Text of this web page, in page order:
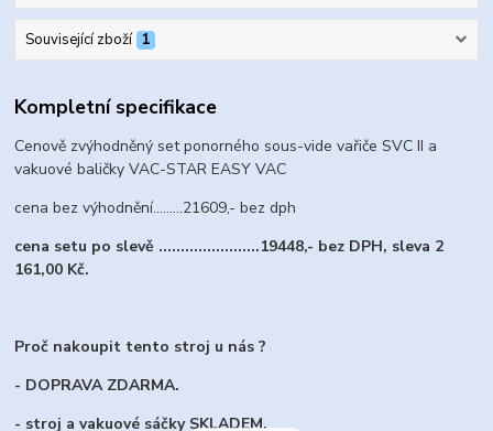
Související zboží 1
Kompletní specifikace
Cenově zvýhodněný set ponorného sous-vide vařiče SVC II a
vakuové baličky VAC-STAR EASY VAC
cena bez výhodnění.........21609,- bez dph
cena setu po slevě .......................19448,- bez DPH, sleva 2
161,00 Kč.
Proč nakoupit tento stroj u nás ?
- DOPRAVA ZDARMA.
- stroj a vakuové sáčky SKLADEM.